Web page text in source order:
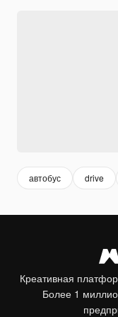
автобус drive
Креативная
Более 1